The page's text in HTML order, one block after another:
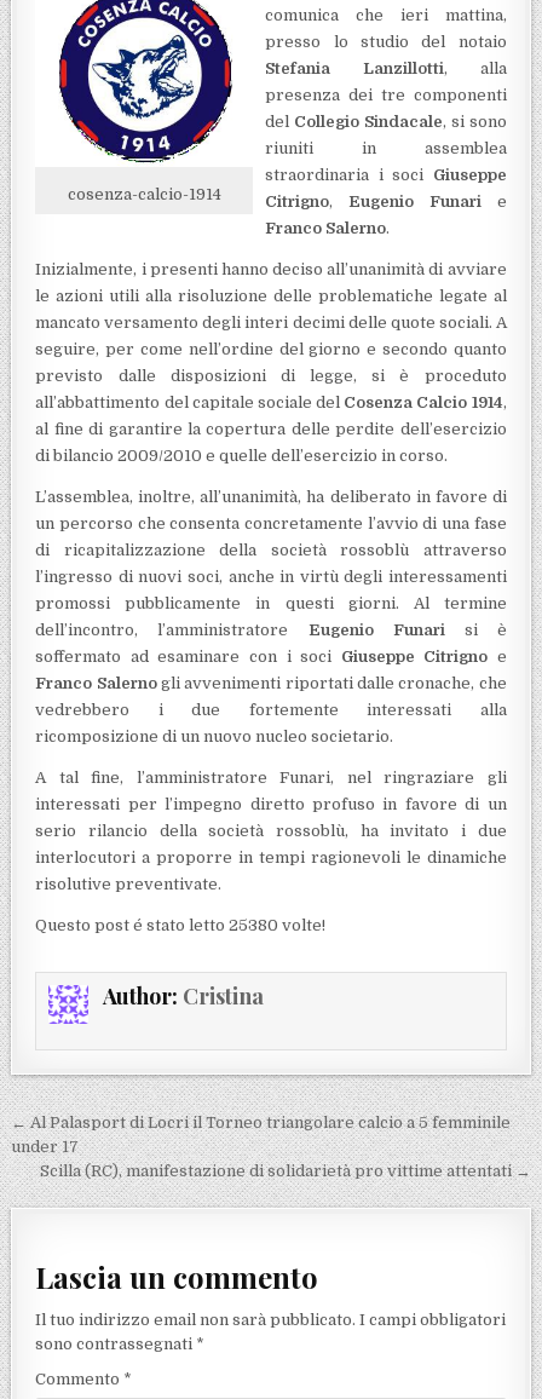
cosenza-calcio-1914
comunica che ieri mattina,
presso lo studio del notaio
Stefania Lanzillotti, alla
presenza dei tre componenti
del Collegio Sindacale, si sono
riuniti in assemblea
straordinaria i soci Giuseppe
Citrigno,Eugenio Funarie
Franco Salerno.
Inizialmente, i presenti hanno deciso all’unanimità di avviare
le azioni utili alla risoluzione delle problematiche legate al
mancato versamento degli interi decimi delle quote sociali. A
seguire, per come nell’ordine del giorno e secondo quanto
previsto dalle disposizioni di legge, si è proceduto
all’abbattimento del capitale sociale del Cosenza Calcio 1914,
al fine di garantire la copertura delle perdite dell’esercizio
di bilancio 2009/2010 e quelle dell’esercizio in corso.
L’assemblea, inoltre, all’unanimità, ha deliberato in favore di
un percorso che consenta concretamente l’avvio di una fase
di ricapitalizzazione della società rossoblù attraverso
l’ingresso di nuovi soci, anche in virtù degli interessamenti
promossi pubblicamente in questi giorni. Al termine
dell’incontro, l’amministratore Eugenio Funarisi è
soffermato ad esaminare con i soci Giuseppe Citrigno e
Franco Salernogli avvenimenti riportati dalle cronache, che
vedrebbero i due fortemente interessati alla
ricomposizione di un nuovo nucleo societario.
A tal fine, l’amministratore Funari, nel ringraziare gli
interessati per l’impegno diretto profuso in favore di un
serio rilancio della società rossoblù, ha invitato i due
interlocutori a proporre in tempi ragionevoli le dinamiche
risolutive preventivate.
Questo post é stato letto 25380 volte!
Author: Cristina
Navigazione articoli
← Al Palasport di Locri il Torneo triangolare calcio a 5 femminile
under 17
Scilla (RC), manifestazione di solidarietà pro vittime attentati →
Lascia un commento
Il tuo indirizzo email non sarà pubblicato. I campi obbligatori
sono contrassegnati *
Commento *